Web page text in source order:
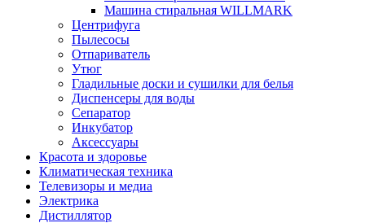
Машина стиральная WILLMARK
Центрифуга
Пылесосы
Отпариватель
Утюг
Гладильные доски и сушилки для белья
Диспенсеры для воды
Сепаратор
Инкубатор
Аксессуары
Красота и здоровье
Климатическая техника
Телевизоры и медиа
Электрика
Дистиллятор